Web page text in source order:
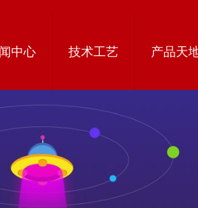
中心 技术工艺 产品天